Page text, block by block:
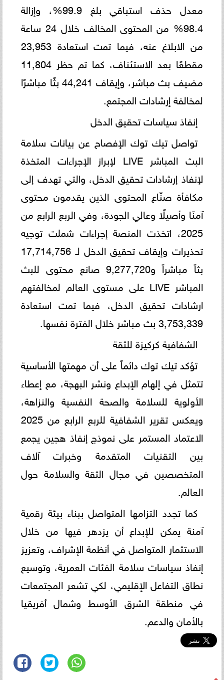
معدل حذف استباقي بلغ 99.9%، وإزالة
98.4% من المحتوى المخالف خلال 24 ساعة
من الابلاغ عنه، فيما تمت استعادة 23,953
مقطعًا بعد الاستئناف، كما تم حظر 11,804
مضيف بث مباشر، وإيقاف 44,241 بثًا مباشرًا
لمخالفة إرشادات المجتمع.
إنفاذ سياسات تحقيق الدخل
تواصل تيك توك الإفصاح عن بيانات سلامة
البث المباشر LIVE لإبراز الإجراءات المتخذة
لإنفاذ إرشادات تحقيق الدخل، والتي تهدف إلى
مكافأة صنّاع المحتوى الذين يقدمون محتوى
آمنًا وأصيلًا وعالي الجودة، وفي الربع الرابع من
2025، اتخذت المنصة إجراءات شملت توجيه
تحذيرات وإيقاف تحقيق الدخل لـ 17,714,756
بثاً مباشراً و9,277,720 صانع محتوى للبث
المباشر LIVE على مستوى العالم لمخالفتهم
ارشادات تحقيق الدخل، فيما تمت استعادة
3,753,339 بث مباشر خلال الفترة نفسها.
الشفافية كركيزة للثقة
تؤكد تيك توك دائماً على أن مهمتها الأساسية
تتمثل في إلهام الإبداع ونشر البهجة، مع إعطاء
الأولوية للسلامة والصحة النفسية والنزاهة،
ويعكس تقرير الشفافية للربع الرابع من 2025
الاعتماد المستمر على نموذج إنفاذ هجين يجمع
بين التقنيات المتقدمة وخبرات آلاف
المتخصصين في مجال الثقة والسلامة حول
العالم.
كما تجدد التزامها المتواصل ببناء بيئة رقمية
آمنة يمكن للإبداع أن يزدهر فيها من خلال
الاستثمار المتواصل في أنظمة الإشراف، وتعزيز
إنفاذ سياسات سلامة الفئات العمرية، وتوسيع
نطاق التفاعل الإقليمي، لكي تشعر المجتمعات
في منطقة الشرق الأوسط وشمال أفريقيا
بالأمان والدعم.